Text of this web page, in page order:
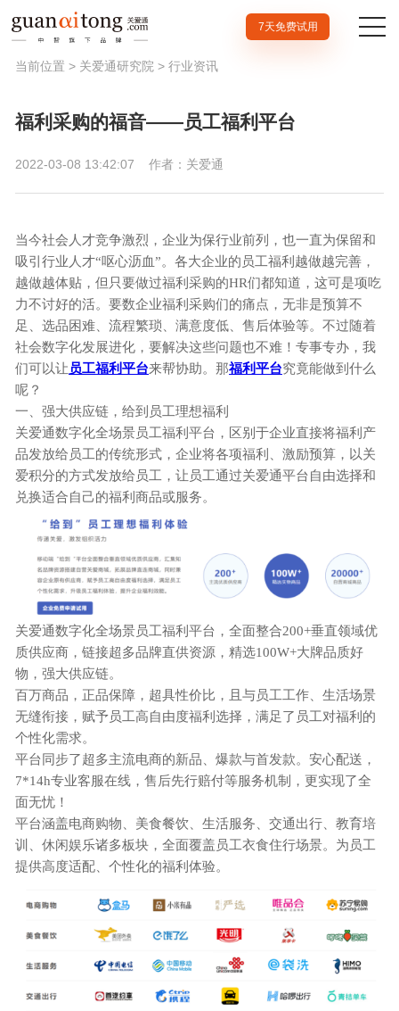
7天免费试用
当前位置 > 关爱通研究院 > 行业资讯
福利采购的福音——员工福利平台
2022-03-08 13:42:07 作者：关爱通
当今社会人才竞争激烈，企业为保行业前列，也一直为保留和
吸引行业人才“呕心沥血”。各大企业的员工福利越做越完善，
越做越体贴，但只要做过福利采购的HR们都知道，这可是项吃
力不讨好的活。要数企业福利采购们的痛点，无非是预算不
足、选品困难、流程繁琐、满意度低、售后体验等。不过随着
社会数字化发展进化，要解决这些问题也不难！专事专办，我
们可以让 员工福利平台来帮协助。那福利平台究竟能做到什么
呢？
一、 强大供应链，给到员工理想福利
关爱通数字化全场景员工福利平台，区别于企业直接将福利产
品发放给员工的传统形式，企业将各项福利、激励预算，以关
爱积分的方式发放给员工，让员工通过关爱通平台自由选择和
兑换适合自己的福利商品或服务。
关爱通数字化全场景员工福利平台，全面整合200+垂直领域优
质供应商，链接超多品牌直供资源，精选100W+大牌品质好
物，强大供应链。
百万商品，正品保障，超具性价比，且与员工工作、生活场景
无缝衔接，赋予员工高自由度福利选择，满足了员工对福利的
个性化需求。
平台同步了超多主流电商的新品、爆款与首发款。安心配送，
7*14h专业客服在线，售后先行赔付等服务机制，更实现了全
面无忧！
平台涵盖电商购物、美食餐饮、生活服务、交通出行、教育培
训、休闲娱乐诸多板块，全面覆盖员工衣食住行场景。为员工
提供高度适配、个性化的福利体验。